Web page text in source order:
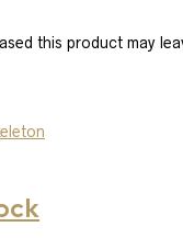
this product may